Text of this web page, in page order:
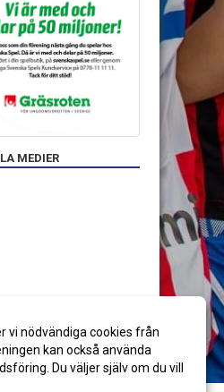
MEDIER
vi nödvändiga cookies från
kan också använda
Du väljer själv om du vill